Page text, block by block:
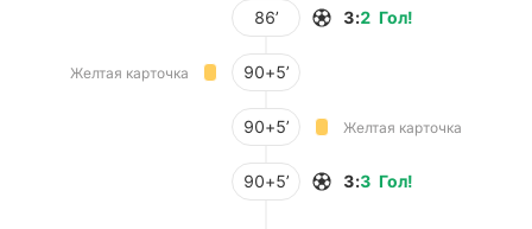
86’ Гол!
3:2
Желтая карточка 90+5’
90+5’ Желтая карточка
90+5’ Гол!
3:3